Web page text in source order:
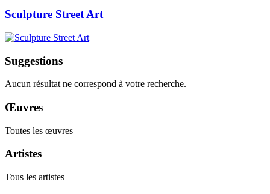
Sculpture Street Art
Suggestions
Aucun résultat ne correspond à votre recherche.
Œuvres
Toutes les œuvres
Artistes
Tous les artistes